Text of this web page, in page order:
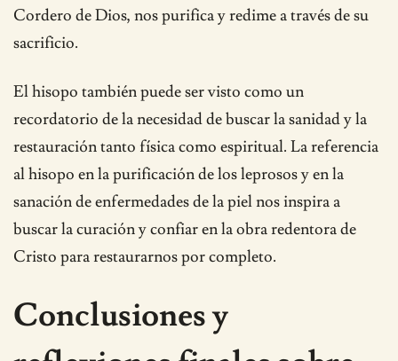
Cordero de Dios, nos purifica y redime a través de su
sacrificio.
El hisopo también puede ser visto como un
recordatorio de la necesidad de buscar la sanidad y la
restauración tanto física como espiritual. La referencia
al hisopo en la purificación de los leprosos y en la
sanación de enfermedades de la piel nos inspira a
buscar la curación y confiar en la obra redentora de
Cristo para restaurarnos por completo.
Conclusiones y